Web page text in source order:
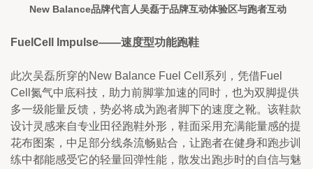
New Balance品牌代言人吴磊于品牌互动体验区与跑者互动
FuelCell Impulse——速度型功能跑鞋
此次吴磊所穿的New Balance Fuel Cell系列，凭借Fuel
Cell氮气中底科技，助力前脚掌加速的同时，也为双脚提供
多一级能量反馈，势必将成为跑者脚下的速度之靴。该鞋款
设计灵感来自专业田径跑鞋外形，鞋面采用充满能量感的提
花布图案，中足部分线条流畅贴合，让跑者在健身和跑步训
练中都能感受它的轻量回弹性能，散发出跑步时的自信与魅